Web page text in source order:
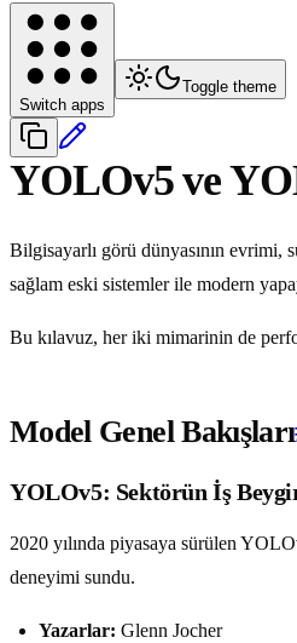
Switch apps
Toggle theme
YOLOv5 ve
Bilgisayarlı görü dünyasının evrimi,
sağlam eski sistemler ile modern
Bu kılavuz, her iki mimarinin de
Model Genel Bakışları
YOLOv5: Sektörün İş
2020 yılında piyasaya sürülen
deneyimi sundu.
Yazarlar: Glenn Jocher